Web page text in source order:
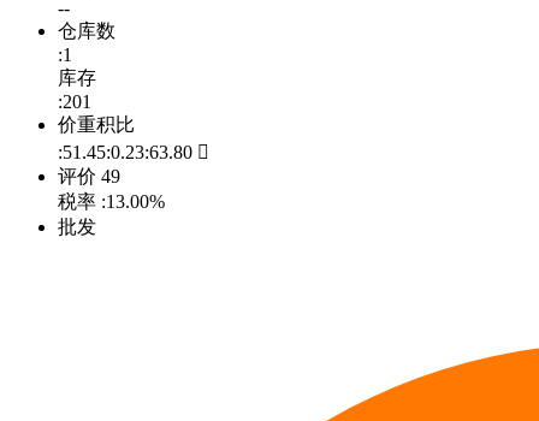
--
仓库数
:1
库存
:201
价重积比
:51.45:0.23:63.80 
评价 49
税率 :13.00%
批发